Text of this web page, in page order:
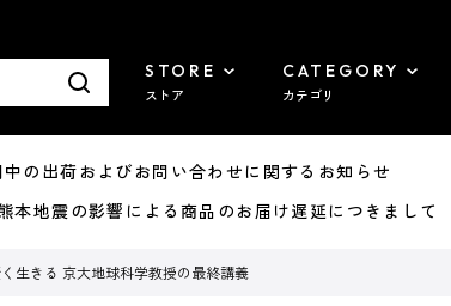
STORE
ストア
CATEGORY
カテゴリ
出荷およびお問い合わせに関するお知らせ
地震の影響による商品のお届け遅延につきまして
生きる 京大地球科学教授の最終講義